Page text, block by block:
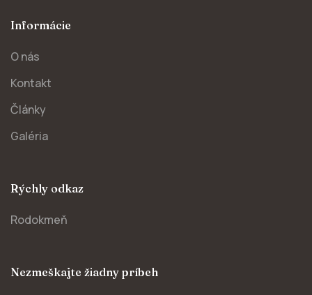
Informácie
O nás
Kontakt
Články
Galéria
Rýchly odkaz
Rodokmeň
Nezmeškajte žiadny príbeh